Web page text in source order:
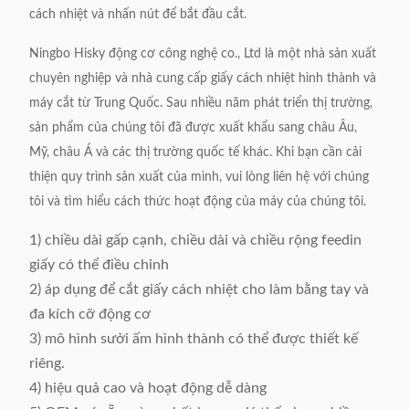
Cung cấp năng lượng 220V, 50 / 60Hz, 0.5kW
Trọng lượng máy Khoảng 210kg
Kích thước (L x W x
H)
cách nhiệt và nhấn nút để bắt đầu cắt.
Ningbo Hisky động cơ công nghệ co., Ltd là một nhà sản xuất
chuyên nghiệp và nhà cung cấp giấy cách nhiệt hình thành và
máy cắt từ Trung Quốc. Sau nhiều năm phát triển thị trường,
sản phẩm của chúng tôi đã được xuất khẩu sang châu Âu,
Mỹ, châu Á và các thị trường quốc tế khác. Khi bạn cần cải
thiện quy trình sản xuất của mình, vui lòng liên hệ với chúng
tôi và tìm hiểu cách thức hoạt động của máy của chúng tôi.
1) chiều dài gấp cạnh, chiều dài và chiều rộng feedin
giấy có thể điều chỉnh
2) áp dụng để cắt giấy cách nhiệt cho làm bằng tay và
đa kích cỡ động cơ
3) mô hình sưởi ấm hình thành có thể được thiết kế
riêng.
4) hiệu quả cao và hoạt động dễ dàng